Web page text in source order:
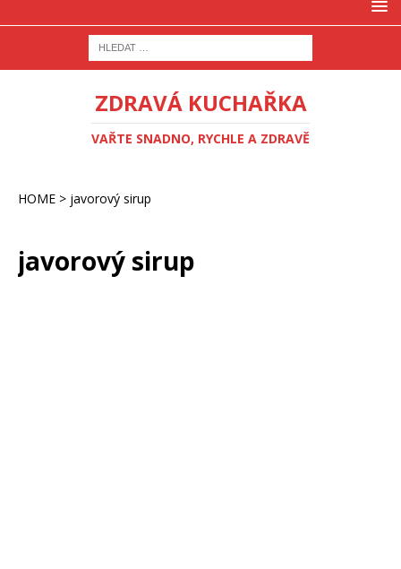
ZDRAVÁ KUCHAŘKA
VAŘTE SNADNO, RYCHLE A ZDRAVĚ
HOME > javorový sirup
javorový sirup